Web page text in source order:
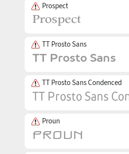
Prospect
TT Prosto Sans
TT Prosto Sans Condenced
Proun